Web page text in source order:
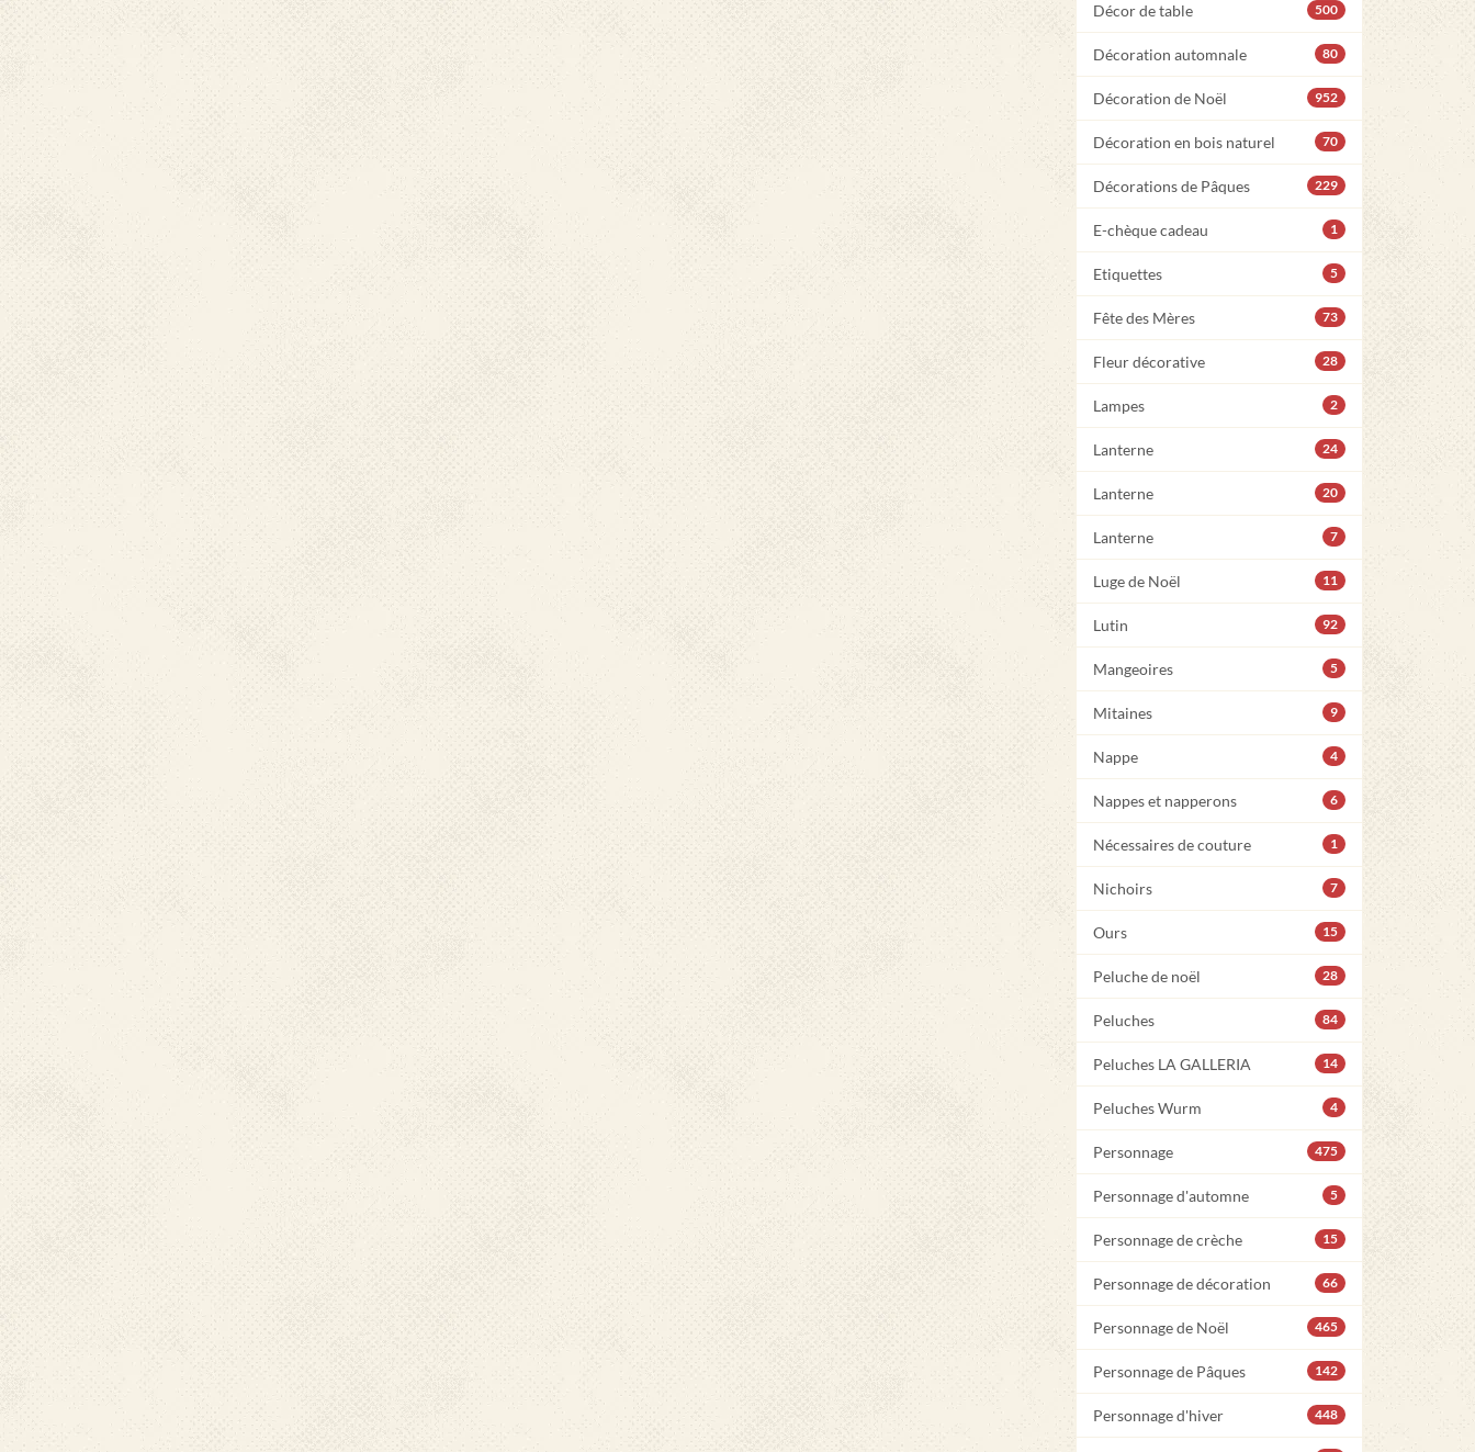
Décor de table 500
Décoration automnale 80
Décoration de Noël 952
Décoration en bois naturel 70
Décorations de Pâques 229
E-chèque cadeau 1
Etiquettes 5
Fête des Mères 73
Fleur décorative 28
Lampes 2
Lanterne 24
Lanterne 20
Lanterne 7
Luge de Noël 11
Lutin 92
Mangeoires 5
Mitaines 9
Nappe 4
Nappes et napperons 6
Nécessaires de couture 1
Nichoirs 7
Ours 15
Peluche de noël 28
Peluches 84
Peluches LA GALLERIA 14
Peluches Wurm 4
Personnage 475
Personnage d'automne 5
Personnage de crèche 15
Personnage de décoration 66
Personnage de Noël 465
Personnage de Pâques 142
Personnage d'hiver 448